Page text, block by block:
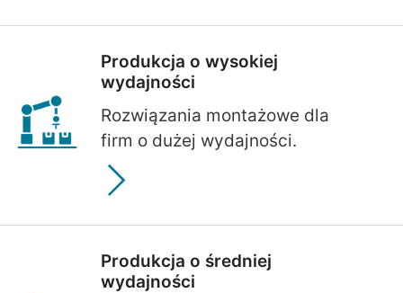
Produkcja o wysokiej
wydajności
Rozwiązania montażowe dla
firm o dużej wydajności.
Produkcja o średniej
wydajności